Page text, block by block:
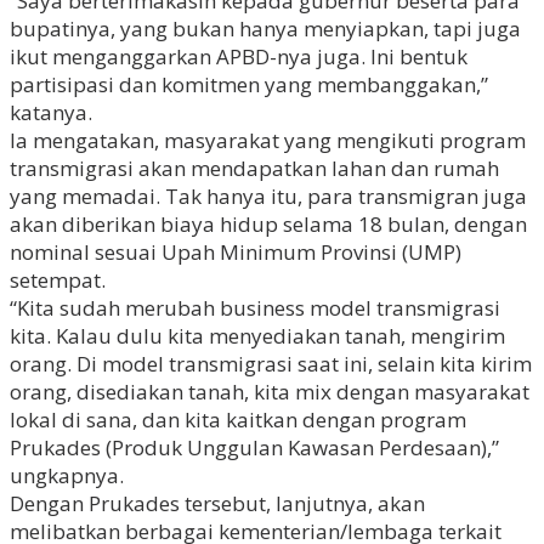
bupatinya, yang bukan hanya menyiapkan, tapi juga
ikut menganggarkan APBD-nya juga. Ini bentuk
partisipasi dan komitmen yang membanggakan,”
katanya.
Ia mengatakan, masyarakat yang mengikuti program
transmigrasi akan mendapatkan lahan dan rumah
yang memadai. Tak hanya itu, para transmigran juga
akan diberikan biaya hidup selama 18 bulan, dengan
nominal sesuai Upah Minimum Provinsi (UMP)
setempat.
“Kita sudah merubah business model transmigrasi
kita. Kalau dulu kita menyediakan tanah, mengirim
orang. Di model transmigrasi saat ini, selain kita kirim
orang, disediakan tanah, kita mix dengan masyarakat
lokal di sana, dan kita kaitkan dengan program
Prukades (Produk Unggulan Kawasan Perdesaan),”
ungkapnya.
Dengan Prukades tersebut, lanjutnya, akan
melibatkan berbagai kementerian/lembaga terkait